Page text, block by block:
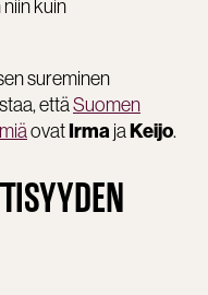
kuin
sureminen
ettäSuomen
ovatIrmajaKeijo.